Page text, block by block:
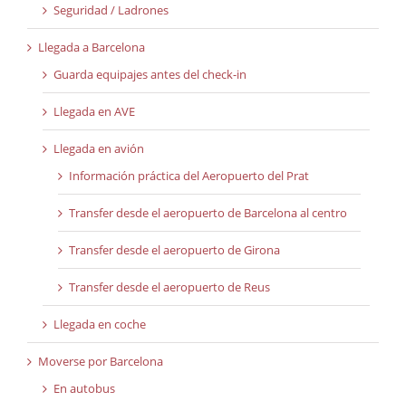
Seguridad / Ladrones
Llegada a Barcelona
Guarda equipajes antes del check-in
Llegada en AVE
Llegada en avión
Información práctica del Aeropuerto del Prat
Transfer desde el aeropuerto de Barcelona al centro
Transfer desde el aeropuerto de Girona
Transfer desde el aeropuerto de Reus
Llegada en coche
Moverse por Barcelona
En autobus